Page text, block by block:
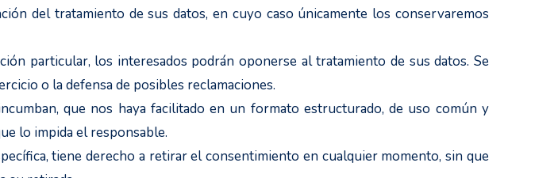
del tratamiento de sus datos, en cuyo caso únicamente los conservaremos
particular, los interesados podrán oponerse al tratamiento de sus datos. Se
o la defensa de posibles reclamaciones.
que nos haya facilitado en un formato estructurado, de uso común y
lo impida el responsable.
tiene derecho a retirar el consentimiento en cualquier momento, sin que